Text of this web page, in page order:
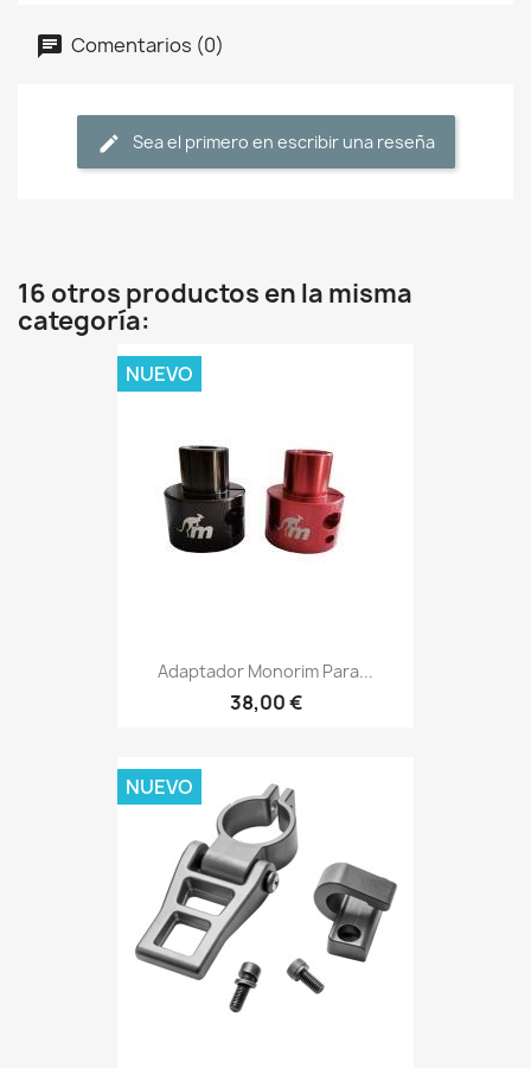
Comentarios (0)
Sea el primero en escribir una reseña
16 otros productos en la misma
categoría:
Adaptador Monorim Para...
38,00 €
NUEVO
NUEVO